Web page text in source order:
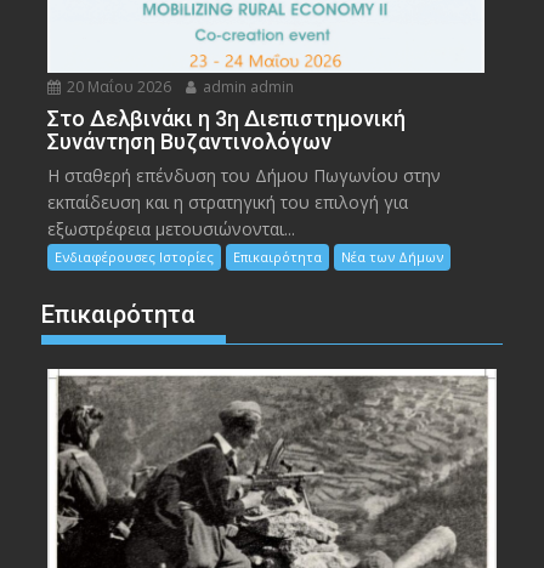
20 Μαΐου 2026 admin admin
Στο Δελβινάκι η 3η Διεπιστημονική
Συνάντηση Βυζαντινολόγων
Η σταθερή επένδυση του Δήμου Πωγωνίου στην
εκπαίδευση και η στρατηγική του επιλογή για
εξωστρέφεια μετουσιώνονται...
Ενδιαφέρουσες Ιστορίες Επικαιρότητα Νέα των Δήμων
Επικαιρότητα